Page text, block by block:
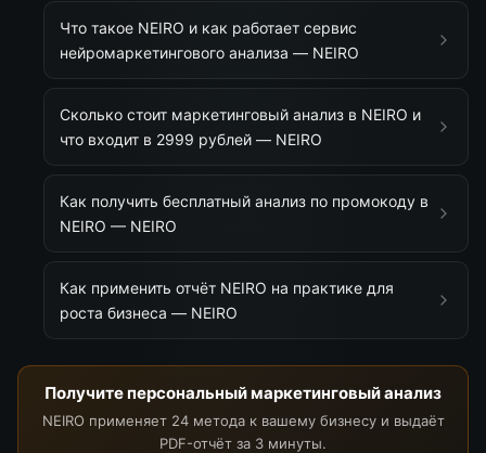
Что такое NEIRO и как работает сервис
нейромаркетингового анализа — NEIRO
Сколько стоит маркетинговый анализ в NEIRO и
что входит в 2999 рублей — NEIRO
Как получить бесплатный анализ по промокоду в
NEIRO — NEIRO
Как применить отчёт NEIRO на практике для
роста бизнеса — NEIRO
Получите персональный маркетинговый анализ
NEIRO применяет 24 метода к вашему бизнесу и выдаёт
PDF-отчёт за 3 минуты.